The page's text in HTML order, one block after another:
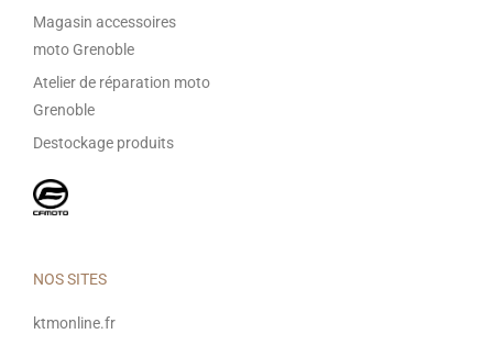
Magasin accessoires
moto Grenoble
Atelier de réparation moto
Grenoble
Destockage produits
NOS SITES
ktmonline.fr